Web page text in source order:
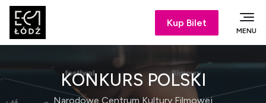
Kup Bilet
MENU
KONKURS POLSKI
Narodowe Centrum Kultury Filmowej